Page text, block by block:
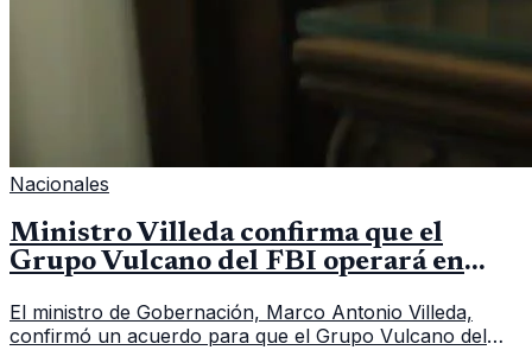
Nacionales
Ministro Villeda confirma que el
Grupo Vulcano del FBI operará en
El ministro de Gobernación, Marco Antonio Villeda,
confirmó un acuerdo para que el Grupo Vulcano del